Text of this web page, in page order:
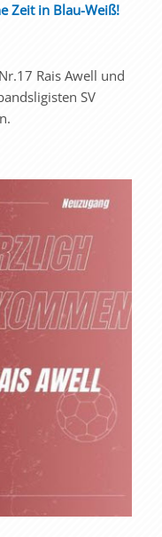
Zeit in Blau-Weiß!
Rais Awell und
SV